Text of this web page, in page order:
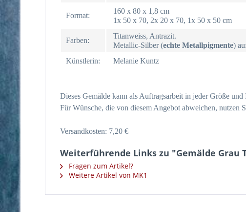
Format:
160 x 80 x 1,8 cm
1x 50 x 70, 2x 20 x 70, 1x 50 x 50 cm
Farben:
Titanweiss, Antrazit.
Metallic-Silber (echte Metallpigmente)
Künstlerin:
Melanie Kuntz
Dieses Gemälde kann als Auftragsarbeit in jeder Größe und
Für Wünsche, die von diesem Angebot abweichen, nutzen
Versandkosten: 7,20 €
Weiterführende Links zu "Gemälde Grau
Fragen zum Artikel?
Weitere Artikel von MK1